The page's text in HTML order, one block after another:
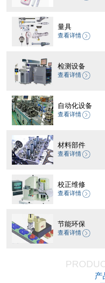
量具
查看详情
检测设备
查看详情
自动化设备
查看详情
材料部件
查看详情
校正维修
查看详情
节能环保
查看详情
产